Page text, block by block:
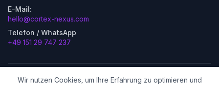
E-Mail:
hello@cortex-nexus.com
Telefon / WhatsApp
+49 151 29 747 237
Wir nutzen Cookies, um Ihre Erfahrung zu optimieren und